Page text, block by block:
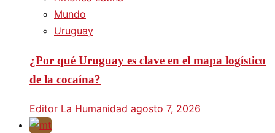
Mundo
Uruguay
¿Por qué Uruguay es clave en el mapa logístico
de la cocaína?
Editor La Humanidad agosto 7, 2026